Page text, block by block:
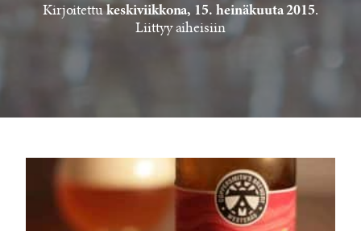
Kirjoitettukeskiviikkona, 15. heinäkuuta 2015.
Liittyy aiheisiin